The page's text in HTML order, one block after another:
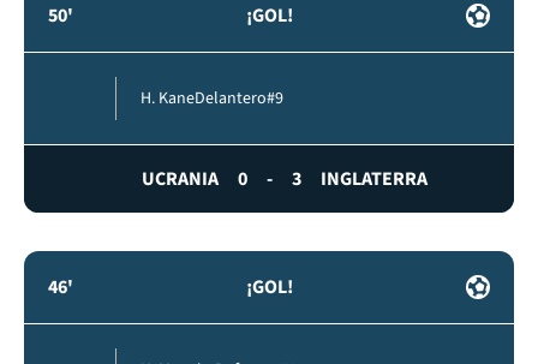
50' ¡GOL!
H. KaneDelantero#9
UCRANIA 0 - 3 INGLATERRA
46' ¡GOL!